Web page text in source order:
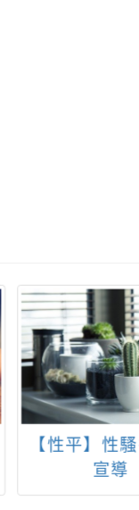
【性平】性
宣導